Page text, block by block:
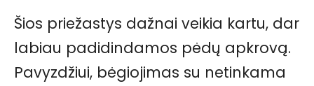
Šios priežastys dažnai veikia kartu, dar
labiau padidindamos pėdų apkrovą.
Pavyzdžiui, bėgiojimas su netinkama